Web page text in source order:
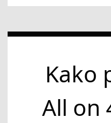
Kako
All on